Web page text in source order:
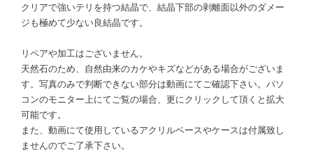
クリアで強いテリを持つ結晶で、結晶下部の剥離面以外のダメー
ジも極めて少ない良結晶です。
リペアや加工はございません。
天然石のため、自然由来のカケやキズなどがある場合がございま
す。写真のみで判断できない部分は動画にてご確認下さい。パソ
コンのモニター上にてご覧の場合、更にクリックして頂くと拡大
可能です。
また、動画にて使用しているアクリルベースやケースは付属致し
ませんのでご了承下さい。